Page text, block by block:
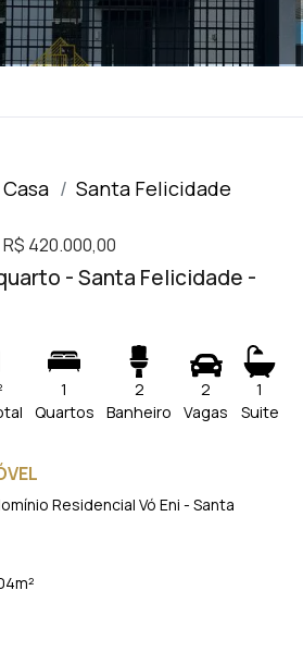
Casa Santa Felicidade
R$ 420.000,00
- Santa Felicidade -
1
Quartos
2
Banheiro
2
Vagas
1
Suite
Residencial Vó Eni - Santa